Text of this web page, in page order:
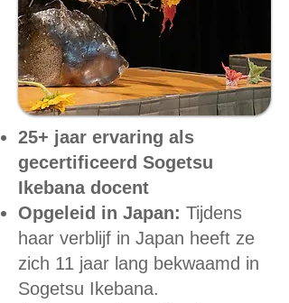
25+ jaar ervaring als
gecertificeerd Sogetsu
Ikebana docent
Opgeleid in Japan: Tijdens
haar verblijf in Japan heeft ze
zich 11 jaar lang bekwaamd in
Sogetsu Ikebana.